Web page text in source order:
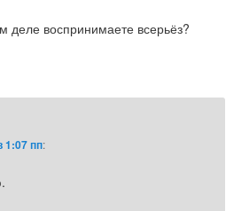
деле воспринимаете всерьёз?
1:07 пп: